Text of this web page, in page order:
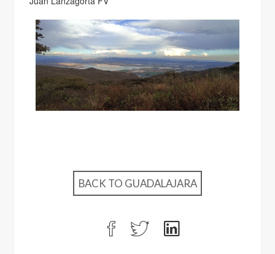
BACK TO GUADALAJARA